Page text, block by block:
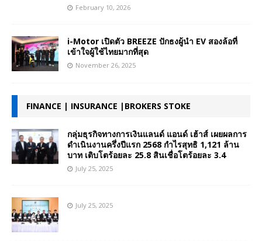
February 10, 2026
i-Motor เปิดตัว BREEZE ปักธงผู้นำ EV สองล้อที่
เข้าใจผู้ใช้ไทยมากที่สุด
November 26, 2025
FINANCE | INSURANCE |BROKERS STOKE
กลุ่มธุรกิจทางการเงินแลนด์ แอนด์ เฮ้าส์ เผยผลการ
ดำเนินงานครึ่งปีแรก 2568 กำไรสุทธิ 1,121 ล้าน
บาท เติบโตร้อยละ 25.8 สินเชื่อโตร้อยละ 3.4
July 25, 2025
July 25, 2025